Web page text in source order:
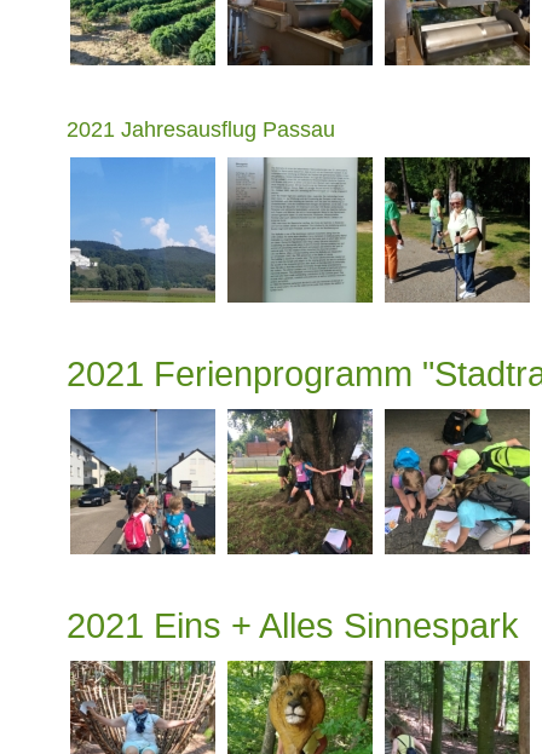
2021 Jahresausflug Passau
2021 Ferienprogramm
2021 Eins + Alles Sinnespark